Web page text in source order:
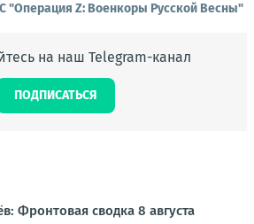
"Операция Z: Военкоры Русской Весны"
на наш Telegram-канал
ПОДПИСАТЬСЯ
Фронтовая сводка 8 августа